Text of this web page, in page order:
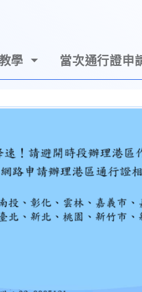
學 當次通行證申